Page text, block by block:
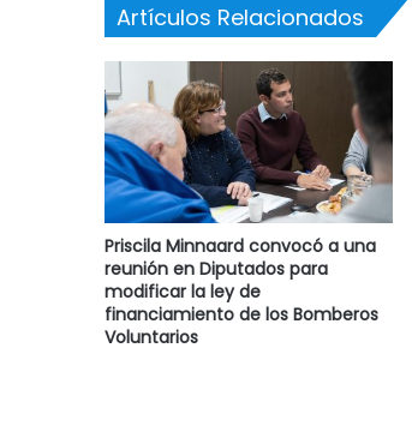
Artículos Relacionados
Priscila Minnaard convocó a una
reunión en Diputados para
modificar la ley de
financiamiento de los Bomberos
Voluntarios